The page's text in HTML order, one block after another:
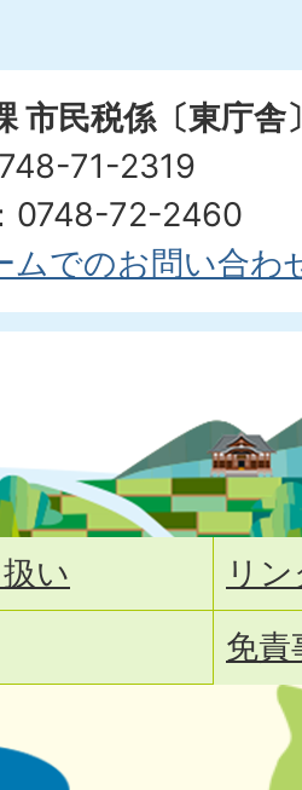
市民税係〔東庁舎
71-2319
0748-72-2460
ムでのお問い合わ
い
リ
免責